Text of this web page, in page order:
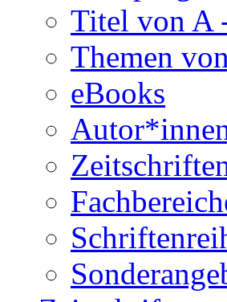
Titel von A
Themen
eBooks